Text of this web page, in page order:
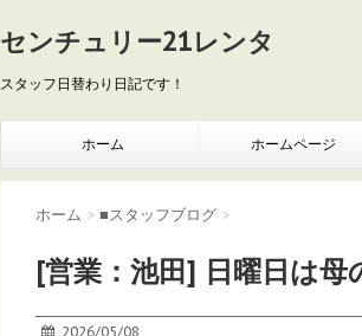
センチュリー21レンタ
スタッフ日替わり日記です！
ホーム ホームページ
ホーム > ■スタッフブログ >
[営業：池田] 日曜日は母
2026/05/08